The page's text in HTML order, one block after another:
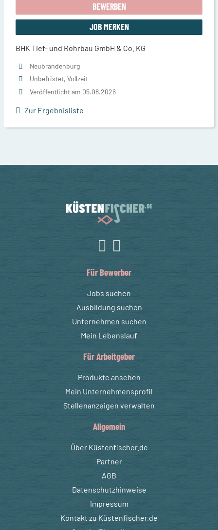
BEWERBEN
JOB MERKEN
BHK Tief- und Rohrbau GmbH & Co. KG
Neubrandenburg
Unbefristet, Vollzeit
Veröffentlicht am 05.08.2026
Zur Ergebnisliste
Für Bewerber
Jobs suchen
Ausbildung suchen
Unternehmen suchen
Mein Lebenslauf
Für Arbeitgeber
Produkte ansehen
Mein Unternehmensprofil
Stellenanzeigen verwalten
Allgemein
Über Küstenfischer.de
Partner
AGB
Datenschutzhinweise
Impressum
Kontakt zu Küstenfischer.de